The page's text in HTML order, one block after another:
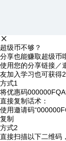
超级币不够？
分享也能赚取超级币
使用您的分享链接／
友加入学习也可获得
方式1
将优惠码000000FQA
直接复制话术：
使用邀请码
复制
方式2
直接扫描以下二维码